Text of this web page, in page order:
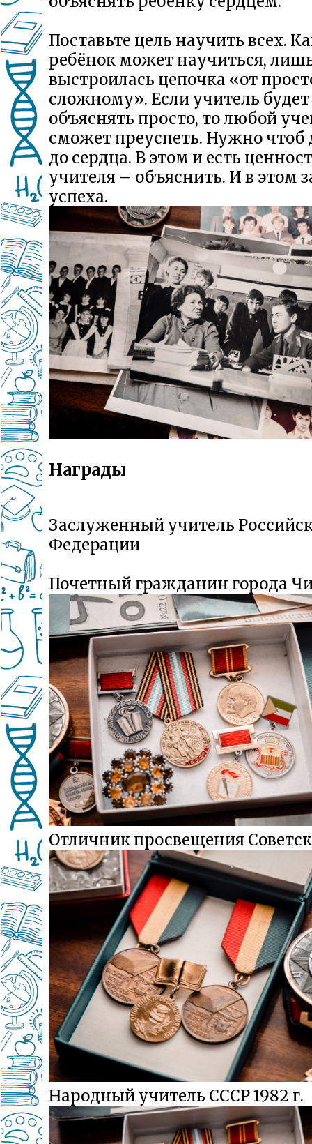
Поставьте цель научить всех.
ребёнок может научиться,
выстроилась цепочка «от
сложному». Если учитель будет
объяснять просто, то любой
сможет преуспеть. Нужно чтоб
до сердца. В этом и есть
учителя – объяснить. И в этом
успеха.
Награды
Заслуженный учитель
Федерации
Почетный гражданин города
Отличник просвещения
Народный учитель СССР 1982 г.